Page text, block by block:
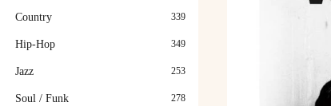
Country 339
Hip-Hop 349
Jazz 253
Soul / Funk 278